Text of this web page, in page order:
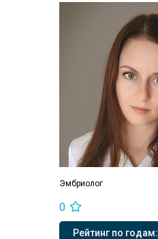
Эмбриолог
0
Рейтинг по годам: